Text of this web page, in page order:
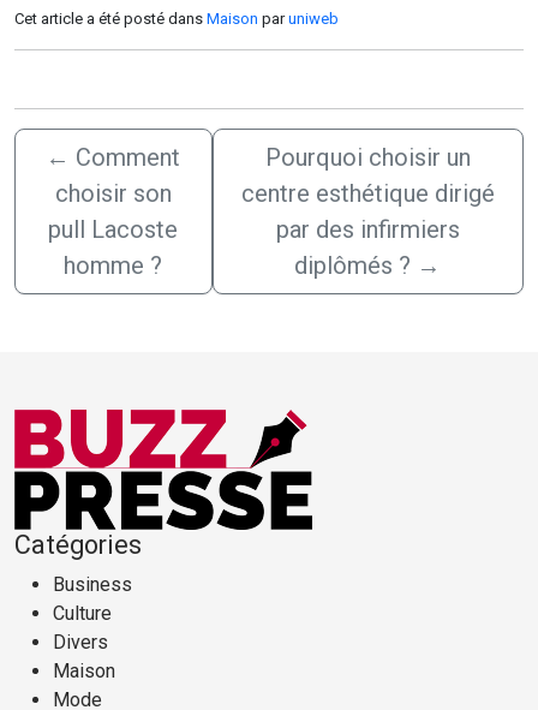
Cet article a été posté dans Maison paruniweb
← Comment
choisir son
pull Lacoste
homme ?
Pourquoi choisir un
centre esthétique dirigé
par des infirmiers
diplômés ? →
Catégories
Business
Culture
Divers
Maison
Mode